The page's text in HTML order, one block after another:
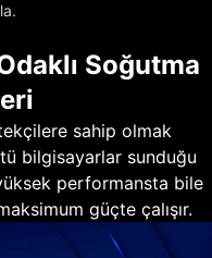
Soğutma
sahip olmak
bilgisayarlar sunduğu
performansta bile
güçte çalışır.